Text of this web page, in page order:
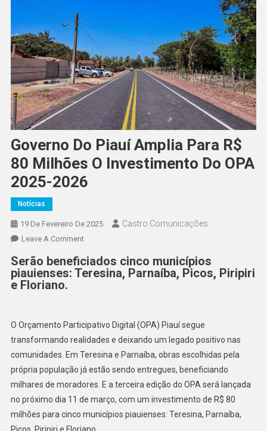
Governo Do Piauí Amplia Para R$
80 Milhões O Investimento Do OPA
2025-2026
Notícias
19 De Fevereiro De 2025 Castro Comunicações
Leave A Comment
Serão beneficiados cinco municípios
piauienses: Teresina, Parnaíba, Picos, Piripiri
e Floriano.
O Orçamento Participativo Digital (OPA) Piauí segue
transformando realidades e deixando um legado positivo nas
comunidades. Em Teresina e Parnaíba, obras escolhidas pela
própria população já estão sendo entregues, beneficiando
milhares de moradores. E a terceira edição do OPA será lançada
no próximo dia 11 de março, com um investimento de R$ 80
milhões para cinco municípios piauienses: Teresina, Parnaíba,
Picos, Piripiri e Floriano.